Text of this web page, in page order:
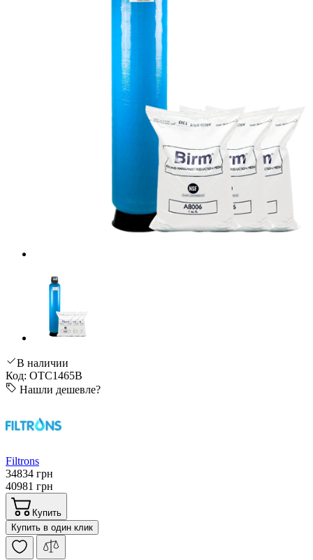
В наличии
Код: OTC1465B
Нашли дешевле?
Filtrons
34834 грн
40981 грн
Купить
Купить в один клик